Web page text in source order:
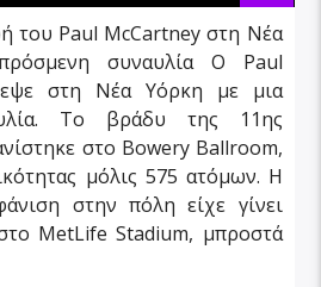
του Paul McCartney στη Νέα
συναυλία Ο Paul
στη Νέα Υόρκη με μια
Το βράδυ της 11ης
στο Bowery Ballroom,
μόλις 575 ατόμων. Η
στην πόλη είχε γίνει
MetLife Stadium, μπροστά